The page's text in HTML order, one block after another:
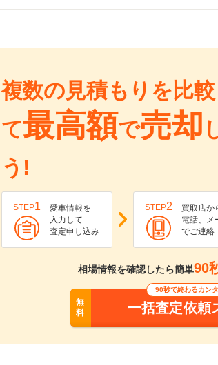
複数の見積もりを比較
て最高額で売却
う!
STEP1
愛車情報を
入力して
査定申し込み
STEP2
買取店か
電話、メ
でご連絡
相場情報を確認したら簡単90
無
料
90秒で終わるカン
一括査定依頼